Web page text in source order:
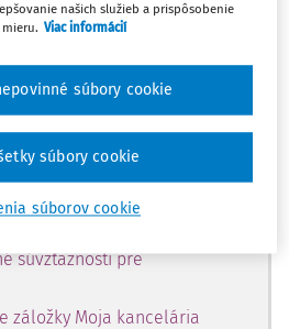
sa a získajte
na 10 dní.
si môžete
články na portáli
súvzťažnosti pre
záložky Moja kancelária
našich služieb a prispôsobenie
Viac informácií
súborov cookie
súbory cookie
súbory cookie